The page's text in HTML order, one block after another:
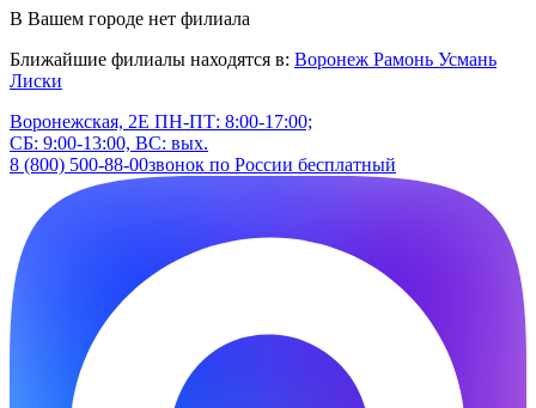
В Вашем городе нет филиала
Ближайшие филиалы находятся в: Воронеж Рамонь Усмань
Лиски
Воронежская, 2Е ПН-ПТ: 8:00-17:00;
СБ: 9:00-13:00, ВС: вых.
8 (800) 500-88-00звонок по России бесплатный